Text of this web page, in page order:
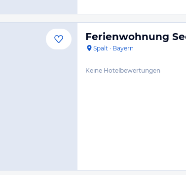
Ferienwohnung
Spalt · Bayern
Keine Hotelbewertungen